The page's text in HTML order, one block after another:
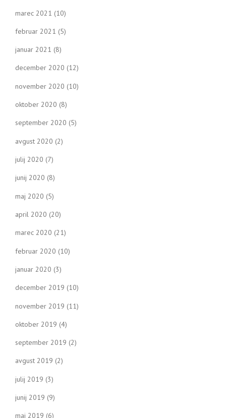
marec 2021 (10)
februar 2021 (5)
januar 2021 (8)
december 2020 (12)
november 2020 (10)
oktober 2020 (8)
september 2020 (5)
avgust 2020 (2)
julij 2020 (7)
junij 2020 (8)
maj 2020 (5)
april 2020 (20)
marec 2020 (21)
februar 2020 (10)
januar 2020 (3)
december 2019 (10)
november 2019 (11)
oktober 2019 (4)
september 2019 (2)
avgust 2019 (2)
julij 2019 (3)
junij 2019 (9)
maj 2019 (6)